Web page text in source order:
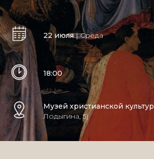
22 июля| Среда
18:00
Музей христианской
Лодыгина, 5)